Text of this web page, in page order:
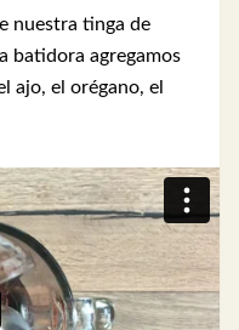
nuestra tinga de
batidora agregamos
ajo, el orégano, el